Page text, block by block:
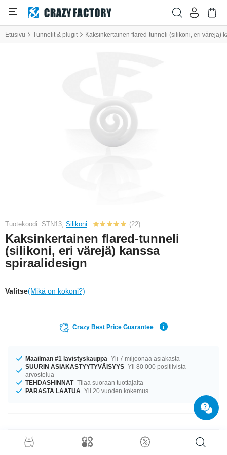
Etusivu Tunnelit & plugit Kaksinkertainen flared-tunneli (silikoni, eri värejä)
Tuotekoodi: STN13, Silikoni (22)
Kaksinkertainen flared-tunneli
(silikoni, eri värejä) kanssa
spiraalidesign
Valitse(Mikä on kokoni?)
Crazy Best Price Guarantee
Maailman #1 lävistyskauppa Yli 7 miljoonaa asiakasta
SUURIN ASIAKASTYYTYVÄISYYS Yli 80 000 positiivista
arvostelua
TEHDASHINNAT Tilaa suoraan tuottajalta
PARASTA LAATUA Yli 20 vuoden kokemus
Tuotetiedot